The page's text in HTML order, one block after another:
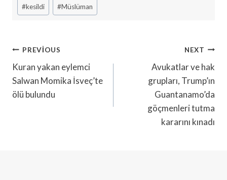
#kesildi #Müslüman
Yazı
Gezinmesi
PREVIOUS
Kuran yakan eylemci
Salwan Momika İsveç’te
ölü bulundu
NEXT
Avukatlar ve hak
grupları, Trump’ın
Guantanamo’da
göçmenleri tutma
kararını kınadı